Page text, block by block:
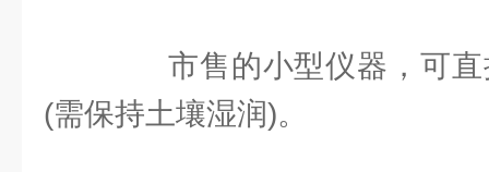
市售的小型仪器，可直
(需保持土壤湿润)。